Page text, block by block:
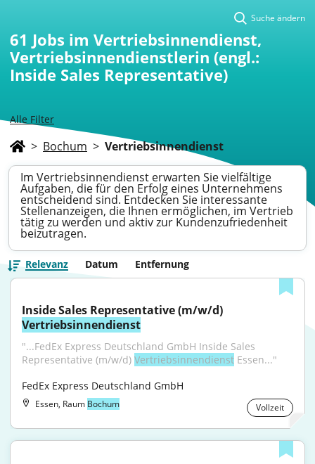
Alle Filter
Suche ändern
61 Jobs im Vertriebsinnendienst,
Vertriebsinnendienstlerin (engl.:
Inside Sales Representative)
> Bochum > Vertriebsinnendienst
Im Vertriebsinnendienst erwarten Sie vielfältige
Aufgaben, die für den Erfolg eines Unternehmens
entscheidend sind. Entdecken Sie interessante
Stellenanzeigen, die Ihnen ermöglichen, im Vertrieb
tätig zu werden und aktiv zur Kundenzufriedenheit
beizutragen.
Relevanz Datum Entfernung
Vertriebsinnendienst
"...FedEx Express Deutschland GmbH Inside Sales
Representative (m/w/d) Vertriebsinnendienst Essen..."
FedEx Express Deutschland GmbH
Essen, Raum Bochum Vollzeit